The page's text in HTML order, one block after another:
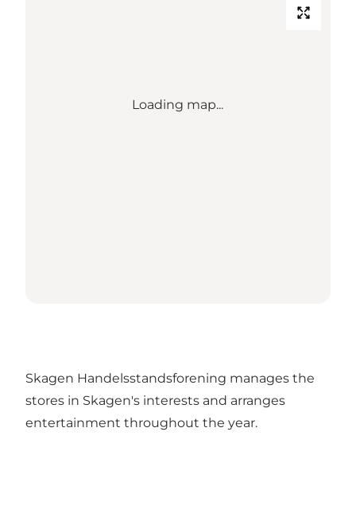
Loading map...
Skagen Handelsstandsforening manages the
stores in Skagen's interests and arranges
entertainment throughout the year.